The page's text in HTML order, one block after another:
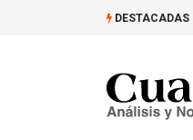
DESTACADAS
caer en una cisterna